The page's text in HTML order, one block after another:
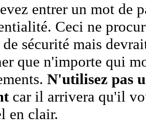
entrer un mot de
Ceci ne
sécurité mais
que n'importe qui
N'utilisez pas
car il arrivera qu'il
en clair.